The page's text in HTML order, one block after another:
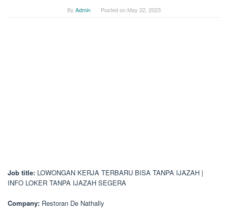
By Admin Posted on May 22, 2023
Job title: LOWONGAN KERJA TERBARU BISA TANPA IJAZAH |
INFO LOKER TANPA IJAZAH SEGERA
Company: Restoran De Nathally